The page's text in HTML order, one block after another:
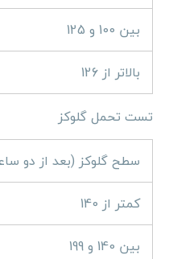
بین 100 و 125
بالاتر از 126
تست تحمل گلوکز
سطح گلوکز (بعد از دو
کمتر از 140
بین 140 و 199